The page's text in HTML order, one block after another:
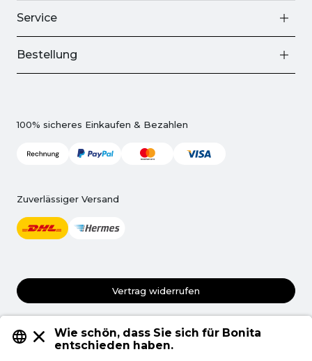
Service
Bestellung
100% sicheres Einkaufen & Bezahlen
Zuverlässiger Versand
Vertrag widerrufen